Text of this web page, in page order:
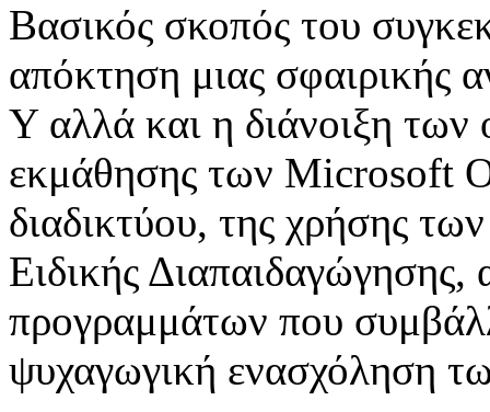
Βασικός σκοπός του
απόκτηση μιας σφαιρικής
Υ αλλά και η διάνοιξη των
εκμάθησης των Microsoft
διαδικτύου, της χρήσης
Ειδικής Διαπαιδαγώγησης,
προγραμμάτων που
ψυχαγωγική ενασχόληση